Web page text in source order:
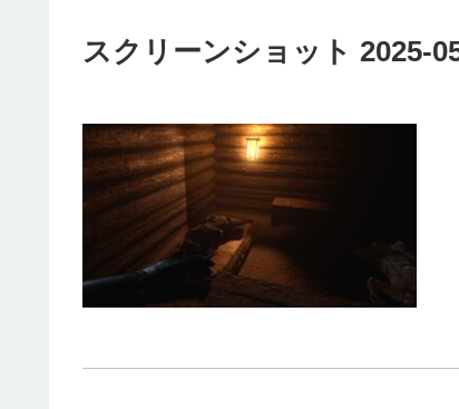
スクリーンショット 2025-